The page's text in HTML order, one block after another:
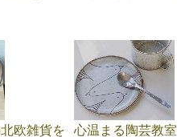
欧雑貨を
心温まる陶芸教室